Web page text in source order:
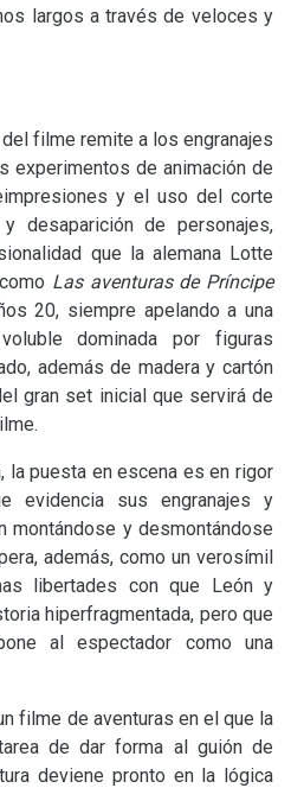
largos a través de veloces y
filme remite a los engranajes
experimentos de animación de
y el uso del corte
desaparición de personajes,
que la alemana Lotte
Las aventuras de Príncipe
20, siempre apelando a una
dominada por figuras
además de madera y cartón
gran set inicial que servirá de
la puesta en escena es en rigor
evidencia sus engranajes y
montándose y desmontándose
además, como un verosímil
libertades con que León y
hiperfragmentada, pero que
al espectador como una
filme de aventuras en el que la
de dar forma al guión de
deviene pronto en la lógica